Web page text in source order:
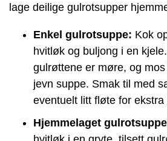
lage deilige gulrotsupper
Enkel gulrotsuppe: Kok
hvitløk og buljong i en
gulrøttene er møre, og
jevn suppe. Smak til med
eventuelt litt fløte for ekstra
Hjemmelaget